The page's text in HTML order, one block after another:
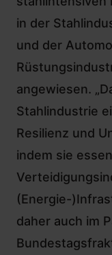
in der
und der
angewiesen.
Stahlindustrie
Resilienz und
indem sie
(Energie-
daher auch im